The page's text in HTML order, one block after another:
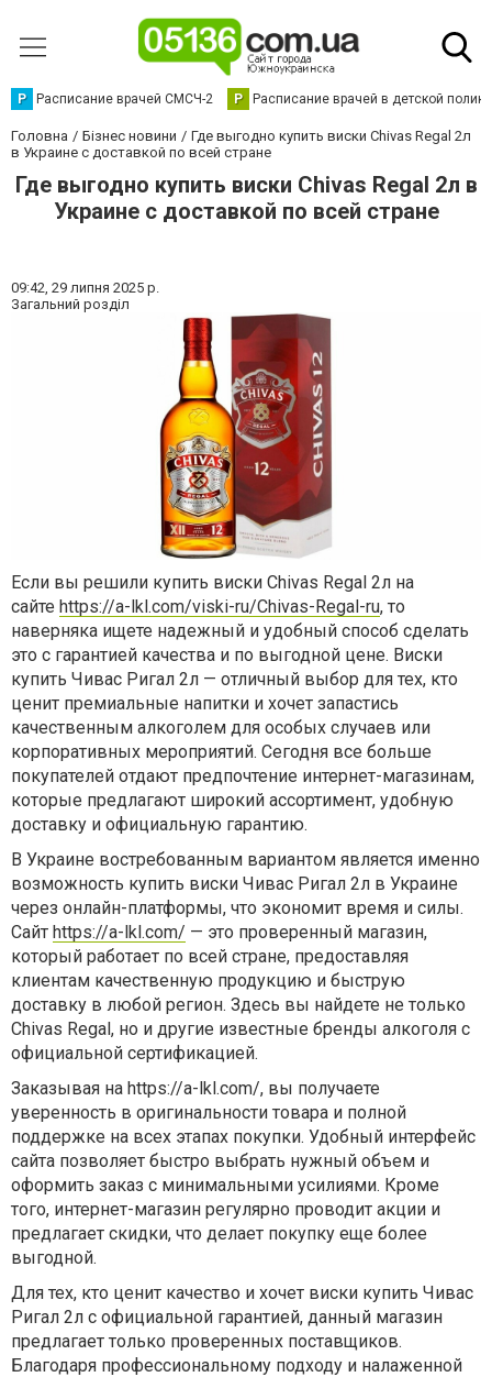
Р Расписание врачей СМСЧ-2 Р Расписание врачей в детской
Головна Бізнес новини
Где выгодно купить виски Chivas Regal 2л
в Украине с доставкой по всей стране
Где выгодно купить виски Chivas Regal 2л в
Украине с доставкой по всей стране
09:42, 29 липня 2025 р.
Загальний розділ
Если вы решили купить виски Chivas Regal 2л на
сайте https://a-lkl.com/viski-ru/Chivas-Regal-ru, то
наверняка ищете надежный и удобный способ сделать
это с гарантией качества и по выгодной цене. Виски
купить Чивас Ригал 2л — отличный выбор для тех, кто
ценит премиальные напитки и хочет запастись
качественным алкоголем для особых случаев или
корпоративных мероприятий. Сегодня все больше
покупателей отдают предпочтение интернет-магазинам,
которые предлагают широкий ассортимент, удобную
доставку и официальную гарантию.
В Украине востребованным вариантом является именно
возможность купить виски Чивас Ригал 2л в Украине
через онлайн-платформы, что экономит время и силы.
Сайт https://a-lkl.com/ — это проверенный магазин,
который работает по всей стране, предоставляя
клиентам качественную продукцию и быструю
доставку в любой регион. Здесь вы найдете не только
Chivas Regal, но и другие известные бренды алкоголя с
официальной сертификацией.
Заказывая на https://a-lkl.com/, вы получаете
уверенность в оригинальности товара и полной
поддержке на всех этапах покупки. Удобный интерфейс
сайта позволяет быстро выбрать нужный объем и
оформить заказ с минимальными усилиями. Кроме
того, интернет-магазин регулярно проводит акции и
предлагает скидки, что делает покупку еще более
выгодной.
Для тех, кто ценит качество и хочет виски купить Чивас
Ригал 2л с официальной гарантией, данный магазин
предлагает только проверенных поставщиков.
Благодаря профессиональному подходу и налаженной